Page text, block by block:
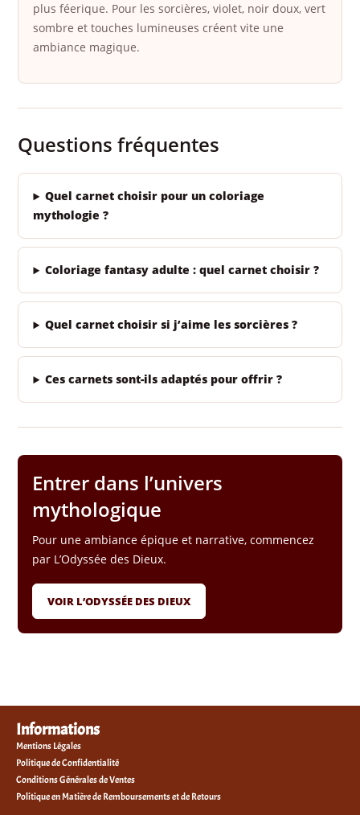
plus féerique. Pour les sorcières, violet, noir doux, vert
sombre et touches lumineuses créent vite une
ambiance magique.
Questions fréquentes
Quel carnet choisir pour un coloriage
mythologie ?
Coloriage fantasy adulte : quel carnet choisir ?
Quel carnet choisir si j’aime les sorcières ?
Ces carnets sont-ils adaptés pour offrir ?
Entrer dans l’univers
mythologique
Pour une ambiance épique et narrative, commencez
par L’Odyssée des Dieux.
VOIR L’ODYSSÉE DES DIEUX
Informations
Mentions Légales
Politique de Confidentialité
Conditions Générales de Ventes
Politique en Matière de Remboursements et de Retours